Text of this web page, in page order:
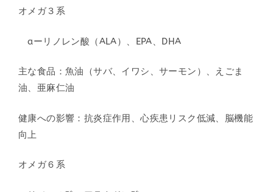
オメガ３系
aーリノレン酸（ALA）、EPA、DHA
主な食品：魚油（サバ、イワシ、サーモン）、えごま
油、亜麻仁油
健康への影響：抗炎症作用、心疾患リスク低減、脳機能
向上
オメガ６系